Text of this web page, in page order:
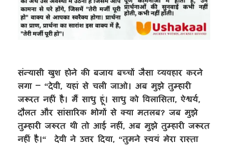
संन्यासी खुश होने की बजाय बच्चों जैसा व्यवहार करने
लगा – “देवी, यहां से चली जाओ। अब मुझे तुम्हारी
जरूरत नहीं है। मैं साधु हूं। साधु को विलासिता, ऐश्वर्य,
दौलत और सांसारिक भोगों से क्या मतलब? जब मुझे
तुम्हारी जरुरत थी तो आई नहीं, अब मुझे तुम्हारी जरूरत
नहीं है।“ देवी ने उत्तर दिया, “तुमने स्वयं मेरा रास्ता